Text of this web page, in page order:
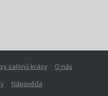
salónů krásy
O nás
Nápověda